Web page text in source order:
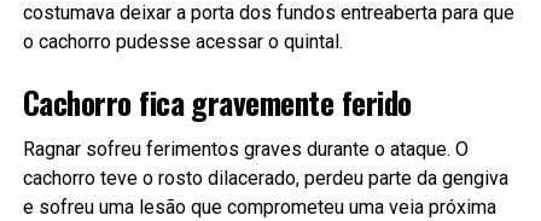
costumava deixar a porta dos fundos entreaberta para que
o cachorro pudesse acessar o quintal.
Cachorro fica gravemente ferido
Ragnar sofreu ferimentos graves durante o ataque. O
cachorro teve o rosto dilacerado, perdeu parte da gengiva
e sofreu uma lesão que comprometeu uma veia próxima